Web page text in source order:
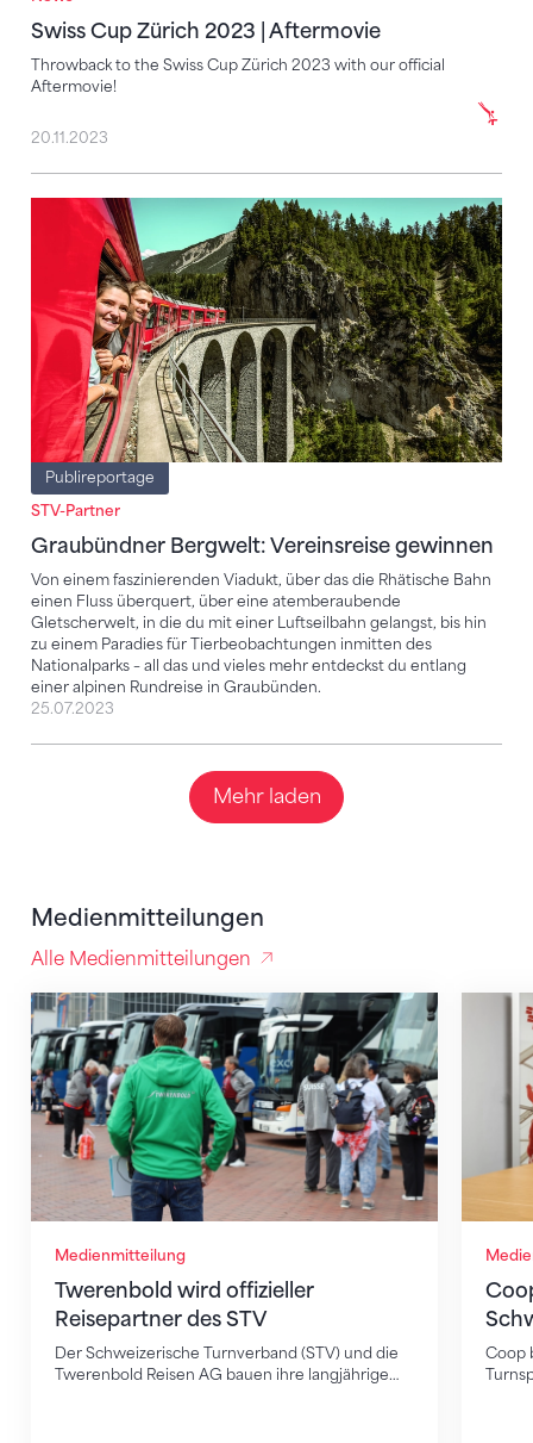
Swiss Cup Zürich 2023 | Aftermovie
Throwback to the Swiss Cup Zürich 2023 with our official
Aftermovie!
20.11.2023
Publireportage
STV-Partner
Graubündner Bergwelt: Vereinsreise gewinnen
Von einem faszinierenden Viadukt, über das die Rhätische Bahn
einen Fluss überquert, über eine atemberaubende
Gletscherwelt, in die du mit einer Luftseilbahn gelangst, bis hin
zu einem Paradies für Tierbeobachtungen inmitten des
Nationalparks – all das und vieles mehr entdeckst du entlang
einer alpinen Rundreise in Graubünden.
Graubündner Bergwelt: Vereinsreise gewinnen
25.07.2023
Mehr laden
Medienmitteilungen
Alle Medienmitteilungen
Medienmitteilung
Twerenbold wird offizieller
Reisepartner des STV
Der Schweizerische Turnverband (STV) und die
Twerenbold Reisen AG bauen ihre langjährige…
Twerenbold wird offizieller Reisepartner des STV
Coop
Coop